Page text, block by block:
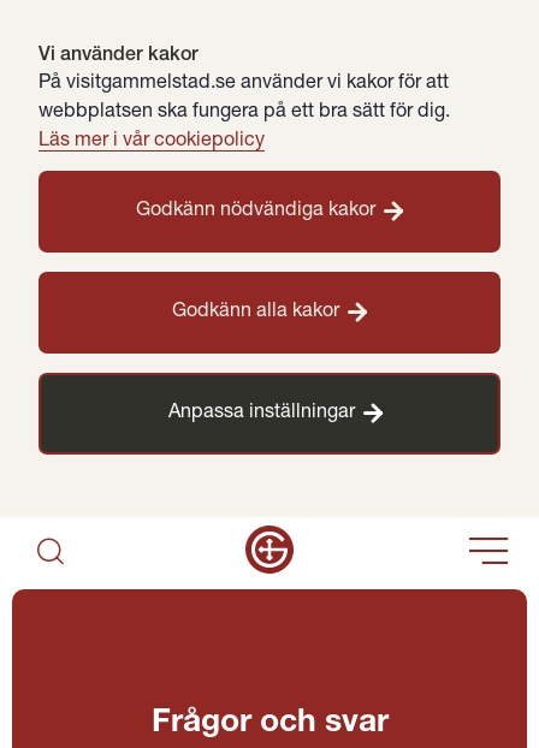
Vi använder kakor
På visitgammelstad.se använder vi kakor för att
webbplatsen ska fungera på ett bra sätt för dig.
Läs mer i vår cookiepolicy
Godkänn nödvändiga kakor
Godkänn alla kakor
Anpassa inställningar
Frågor och svar